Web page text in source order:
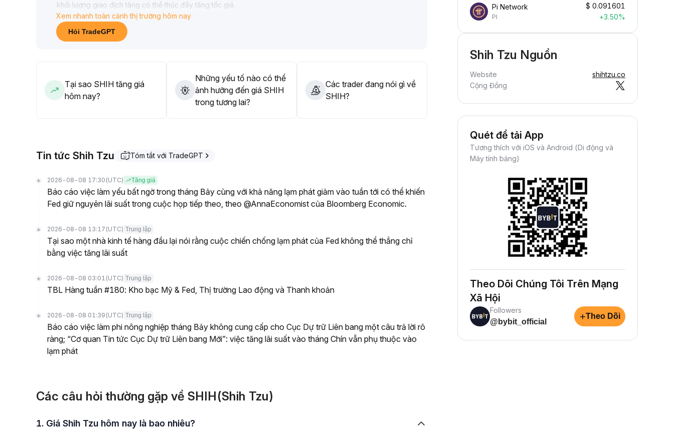
khối lượng giao dịch tăng có thể thúc đẩy tăng tốc giá
Chiến lược đề xuất phân bổ từng phần, đặt cắt lỗ nghiêm ngặt tại các vùng hỗ trợ quan trọng, khi giá gặp cản
ở vùng cao có thể hiện thực hóa một phần lợi nhuận ngắn hạn, nếu thị trường tiếp tục tăng ổn định có thể
nâng thêm tỷ trọng
Xem nhanh toàn cảnh thị trường hôm nay
Hỏi TradeGPT
Tại sao SHIH tăng giá
hôm nay?
Những yếu tố nào có thể
ảnh hưởng đến giá SHIH
trong tương lai?
Các trader đang nói gì về
SHIH?
Tin tức Shih Tzu Tóm tắt với TradeGPT
2026-08-08 17:30 (UTC) Tăng giá
Báo cáo việc làm yếu bất ngờ trong tháng Bảy cùng với khả năng lạm phát giảm vào tuần tới có thể khiến
Fed giữ nguyên lãi suất trong cuộc họp tiếp theo, theo @AnnaEconomist của Bloomberg Economic.
2026-08-08 13:17 (UTC) Trung lập
Tại sao một nhà kinh tế hàng đầu lại nói rằng cuộc chiến chống lạm phát của Fed không thể thắng chỉ
bằng việc tăng lãi suất
2026-08-08 03:01 (UTC) Trung lập
TBL Hàng tuần #180: Kho bạc Mỹ & Fed, Thị trường Lao động và Thanh khoản
2026-08-08 01:39 (UTC) Trung lập
Báo cáo việc làm phi nông nghiệp tháng Bảy không cung cấp cho Cục Dự trữ Liên bang một câu trả lời rõ
ràng; “Cơ quan Tin tức Cục Dự trữ Liên bang Mới”: việc tăng lãi suất vào tháng Chín vẫn phụ thuộc vào
lạm phát
Các câu hỏi thường gặp về SHIH(Shih Tzu)
1. Giá Shih Tzu hôm nay là bao nhiêu?
Pi Network
PI
$ 0.091601
+3.50%
Shih Tzu Nguồn
Website
shihtzu.co
Cộng Đồng
Quét để tải App
Tương thích với iOS và Android (Di động và
Máy tính bảng)
Theo Dõi Chúng Tôi Trên Mạng
Xã Hội
Followers
@bybit_official
+Theo Dõi